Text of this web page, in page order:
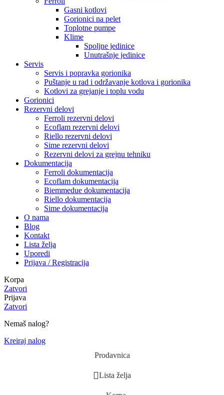
Gasni kotlovi
Gorionici na pelet
Toplotne pumpe
Klime
Spoljne jedinice
Unutrašnje jedinice
Servis
Servis i popravka gorionika
Puštanje u rad i održavanje kotlova i gorionika
Kotlovi za grejanje i toplu vodu
Gorionici
Rezervni delovi
Ferroli rezervni delovi
Ecoflam rezervni delovi
Riello rezervni delovi
Sime rezervni delovi
Rezervni delovi za grejnu tehniku
Dokumentacija
Ferroli dokumentacija
Ecoflam dokumentacija
Biemmedue dokumentacija
Riello dokumentacija
Sime dokumentacija
O nama
Blog
Kontakt
Lista želja
Uporedi
Prijava / Registracija
Korpa
Zatvori
Prijava
Zatvori
Nemaš nalog?
Kreiraj nalog
Prodavnica
Lista želja